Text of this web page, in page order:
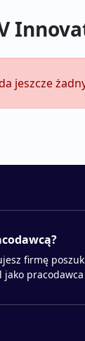
jeszcze
firmę
jako